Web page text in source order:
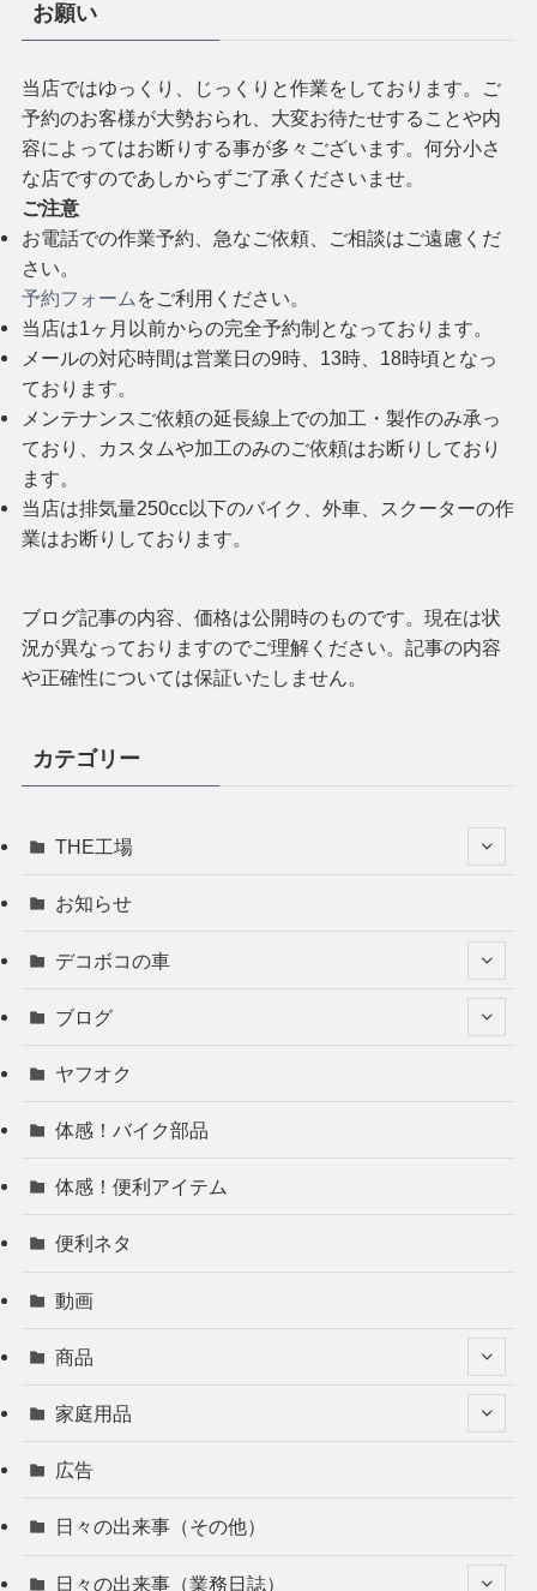
お願い
当店ではゆっくり、じっくりと作業をしております。ご
予約のお客様が大勢おられ、大変お待たせすることや内
容によってはお断りする事が多々ございます。何分小さ
な店ですのであしからずご了承くださいませ。
ご注意
お電話での作業予約、急なご依頼、ご相談はご遠慮くだ
さい。
予約フォーム をご利用ください。
当店は1ヶ月以前からの完全予約制となっております。
メールの対応時間は営業日の9時、13時、18時頃となっ
ております。
メンテナンスご依頼の延長線上での加工・製作のみ承っ
ており、カスタムや加工のみのご依頼はお断りしており
ます。
当店は排気量250cc以下のバイク、外車、スクーターの作
業はお断りしております。
ブログ記事の内容、価格は公開時のものです。現在は状
況が異なっておりますのでご理解ください。記事の内容
や正確性については保証いたしません。
カテゴリー
THE工場
お知らせ
デコボコの車
ブログ
ヤフオク
体感！バイク部品
体感！便利アイテム
便利ネタ
動画
商品
家庭用品
広告
日々の出来事（その他）
日々の出来事（業務日誌）